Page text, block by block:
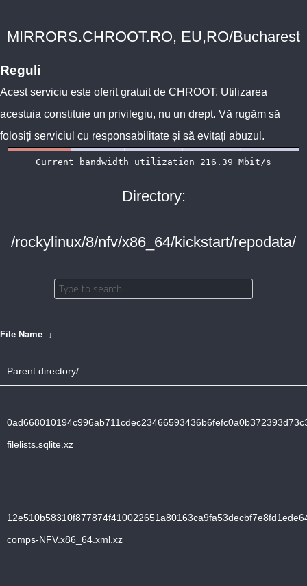
MIRRORS.CHROOT.RO, EU,RO/Bucharest
Reguli
Acest serviciu este oferit gratuit de CHROOT. Utilizarea
acestuia constituie un privilegiu, nu un drept. Vă rugăm să
folosiți serviciul cu responsabilitate și să evitați abuzul.
Directory:
/rockylinux/8/nfv/x86_64/kickstart/repodata/
File Name ↓
Parent directory/
filelists.sqlite.xz
comps-NFV.x86_64.xml.xz